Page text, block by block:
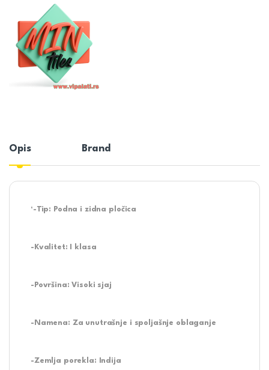
Opis Brand
‘-Tip: Podna i zidna pločica
-Kvalitet: I klasa
-Površina: Visoki sjaj
-Namena: Za unutrašnje i spoljašnje oblaganje
-Zemlja porekla: Indija